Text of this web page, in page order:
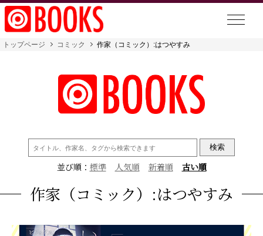
トップページ コミック 作家（コミック）:はつやすみ
検
索:
並び順： 標準 人気順 新着順 古い順
作家（コミック）:はつやすみ